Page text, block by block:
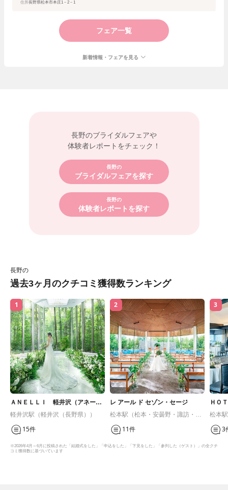
住所長野県松本市本庄1－2－1
フェア一覧
新着情報・フェアを見る
長野のブライダルフェアや
体験者レポートをチェック！
長野の
ブライダルフェアを探す
長野の
体験者レポートを探す
長野の
過去3ヶ月のクチコミ獲得数ランキング
1
ＡＮＥＬＬＩ 軽井沢（アネー
リ 軽井沢）
軽井沢駅（軽井沢（長野県））
15件
2
レ アール ド セゾン・セージ
松本駅（松本・安曇野・諏訪・蓼
科・伊那・駒ヶ根・飯田）
11件
3
ＨＯ
ＴＡ
松本
科・
3
※2026年4月～6月に投稿された「結婚式をした」「申込をした」「下見をした」「参列した（ゲスト）」の全クチ
コミ獲得数に基づいています